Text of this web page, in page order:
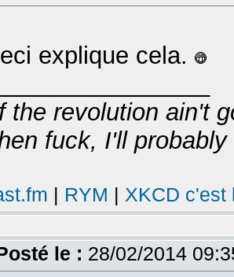
explique cela.
the revolution ain't
fuck, I'll
| RYM | XKCD c'est
le : 28/02/2014